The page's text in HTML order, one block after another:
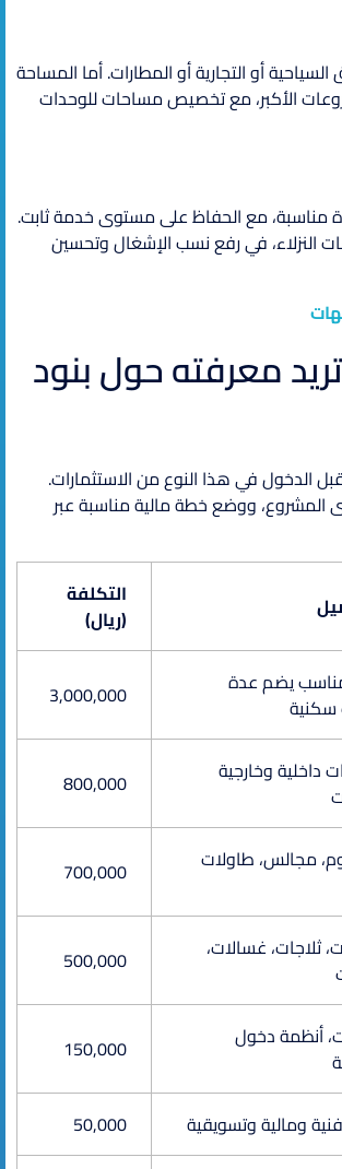
أو التجارية أو المطارات. أما المساحة
الصغيرة، وقد تتجاوز 5,000 متر مربع للمشروعات الأكبر، مع تخصيص مساحات للوحدات
مناسبة، مع الحفاظ على مستوى خدمة ثابت.
النزلاء، في رفع نسب الإشغال وتحسين
معرفته حول بنود
في هذا النوع من الاستثمارات.
المشروع، ووضع خطة مالية مناسبة عبر
التكلفة
(ريال)
يضم عدة
3,000,000
داخلية وخارجية
800,000
مجالس، طاولات
700,000
ثلاجات، غسالات،
500,000
أنظمة دخول
150,000
ومالية وتسويقية 50,000